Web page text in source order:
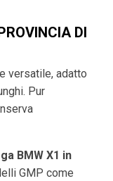
DI
versatile, adatto
Pur
BMW X1 in
GMP come